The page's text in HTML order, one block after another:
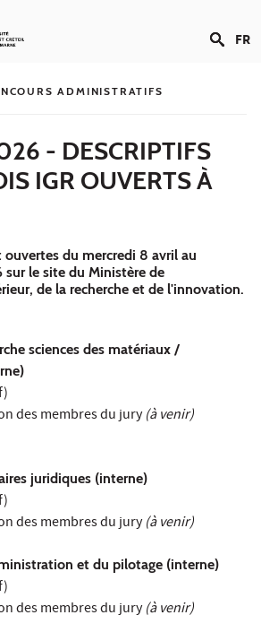
FR
ADMINISTRATIFS
- DESCRIPTIFS
IGR OUVERTS À
du mercredi 8 avril au
sur le site du Ministère de
de la recherche et de l'innovation.
sciences des matériaux /
des membres du jury(à venir)
juridiques (interne)
des membres du jury(à venir)
et du pilotage (interne)
des membres du jury(à venir)